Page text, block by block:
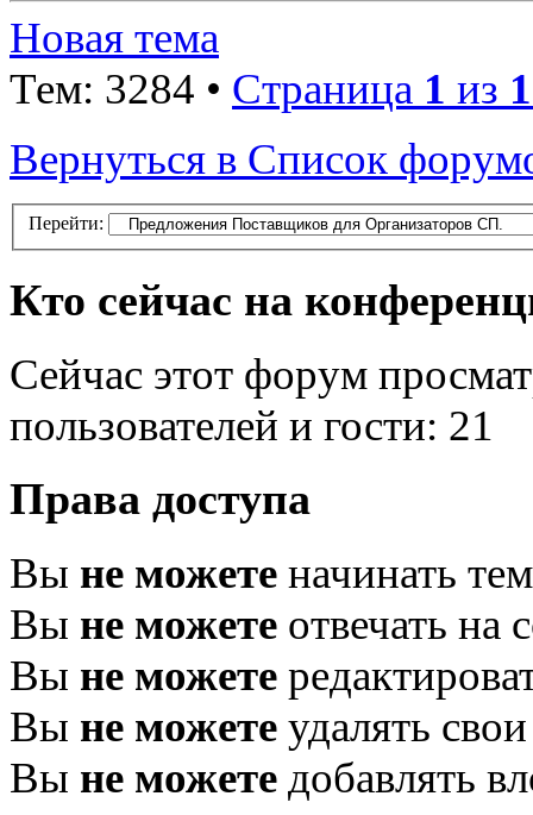
Новая тема
Тем: 3284 • Страница 1 из
Вернуться в Список
Перейти:
Кто сейчас на
Сейчас этот форум
пользователей и гости: 21
Права доступа
Вы не можете начинать
Вы не можете отвечать на
Вы не можете
Вы не можете удалять
Вы не можете добавлять